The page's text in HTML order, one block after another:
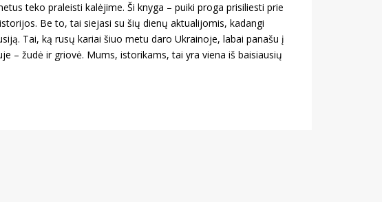
teko praleisti kalėjime. Ši knyga – puiki proga prisiliesti prie
Be to, tai siejasi su šių dienų aktualijomis, kadangi
Tai, ką rusų kariai šiuo metu daro Ukrainoje, labai panašu į
– žudė ir griovė. Mums, istorikams, tai yra viena iš baisiausių